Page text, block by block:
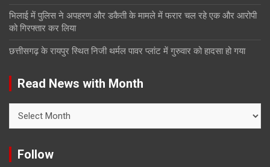
भिलाई में पुलिस ने अपहरण और डकैती के मामले में फरार चल रहे एक और आरोपी
को गिरफ्तार कर लिया
छत्तीसगढ़ के रायपुर स्थित निजी थर्मल पावर प्लांट में गुरुवार को हादसा हो गया
Read News with Month
News
Month
Follow